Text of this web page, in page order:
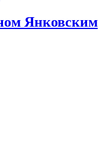
Янковским